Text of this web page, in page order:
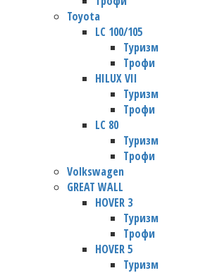
Toyota
LC 100/105
Туризм
Трофи
HILUX VII
Туризм
Трофи
LC 80
Туризм
Трофи
Volkswagen
GREAT WALL
HOVER 3
Туризм
Трофи
HOVER 5
Туризм